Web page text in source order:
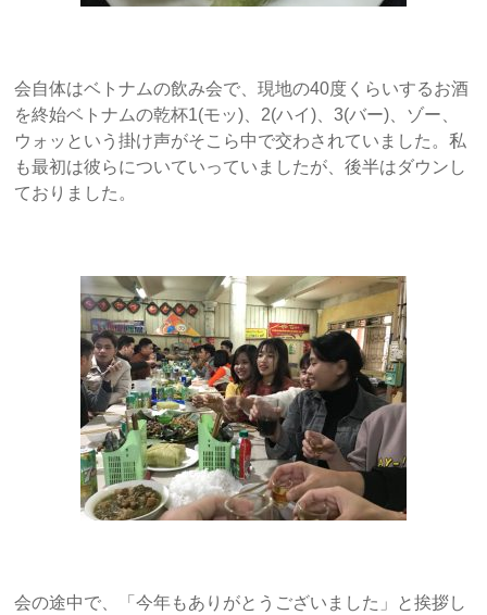
会自体はベトナムの飲み会で、現地の40度くらいするお酒
を終始ベトナムの乾杯1(モッ)、2(ハイ)、3(バー)、ゾー、
ウォッという掛け声がそこら中で交わされていました。私
も最初は彼らについていっていましたが、後半はダウンし
ておりました。
会の途中で、「今年もありがとうございました」と挨拶し